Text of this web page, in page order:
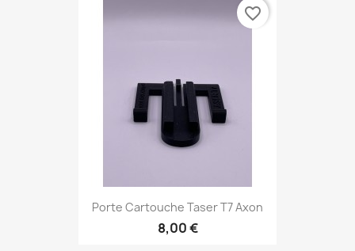
Porte Cartouche Taser T7 Axon
8,00 €
favorite_border